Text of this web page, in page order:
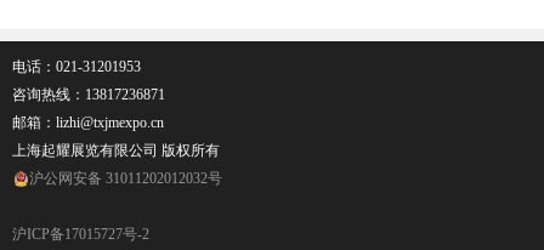
电话：021-31201953
咨询热线： 13817236871
邮箱：lizhi@txjmexpo.cn
上海起耀展览有限公司 版权所有
沪公网安备 31011202012032号
沪ICP备17015727号-2